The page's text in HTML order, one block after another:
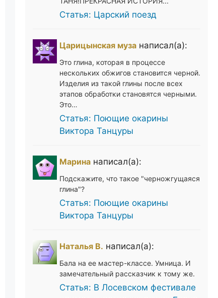
Статья: Царский поезд
Царицынская музанаписал(а):
Это глина, которая в процессе
нескольких обжигов становится черной.
Изделия из такой глины после всех
этапов обработки становятся черными.
Это…
Статья: Поющие окарины
Виктора Танцуры
Маринанаписал(а):
Подскажите, что такое "черножгущаяся
глина"?
Статья: Поющие окарины
Виктора Танцуры
Наталья В. написал(а):
Бала на ее мастер-классе. Умница. И
замечательный рассказчик к тому же.
Статья: В Лосевском фестивале